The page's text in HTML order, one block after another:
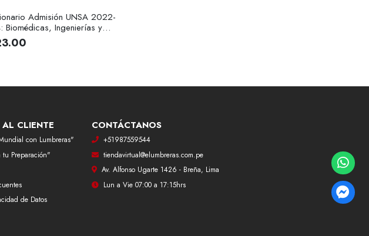
Admisión UNSA 2022-
y
CLIENTE
con Lumbreras"
tu Preparación"
de Datos
CONTÁCTANOS
+51987559544
tiendavirtual@elumbreras.com.pe
Av. Alfonso Ugarte 1426 - Breña, Lima
Lun a Vie 07:00 a 17:15hrs